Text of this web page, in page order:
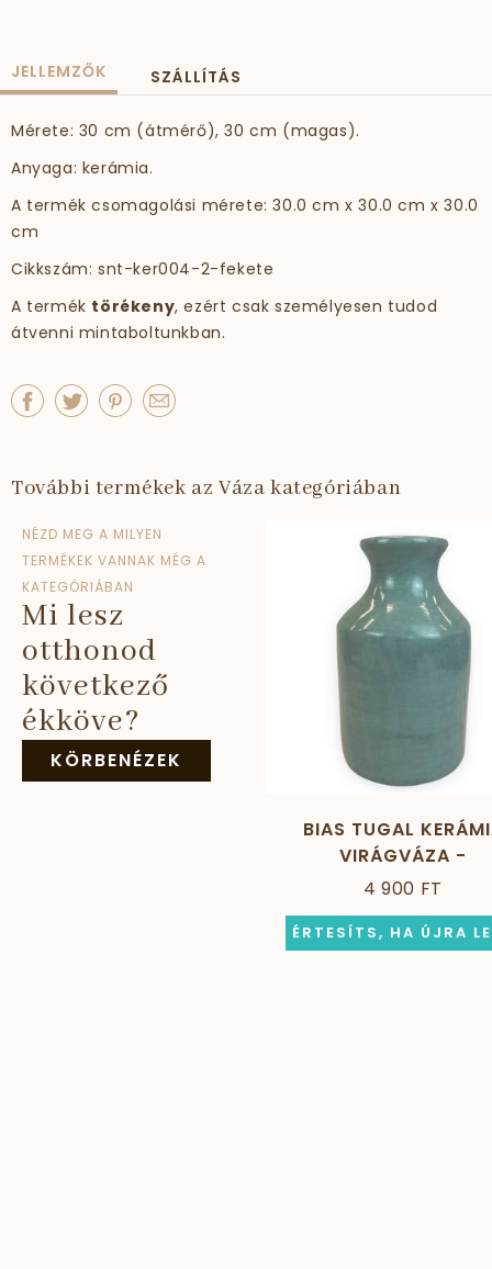
JELLEMZŐK SZÁLLÍTÁS
Mérete: 30 cm (átmérő), 30 cm (magas).
Anyaga: kerámia.
A termék csomagolási mérete: 30.0 cm x 30.0 cm x 30.0
cm
Cikkszám: snt-ker004-2-fekete
A termék törékeny, ezért csak személyesen tudod
átvenni mintaboltunkban.
További termékek az Váza kategóriában
NÉZD MEG A MILYEN
TERMÉKEK VANNAK MÉG A
KATEGÓRIÁBAN
Mi lesz
otthonod
következő
ékköve?
KÖRBENÉZEK
BIAS TUGAL
VIRÁGVÁZA -
ZÖLDESSZÜRKE
4 900 FT
ÉRTESÍTS, HA ÚJRA